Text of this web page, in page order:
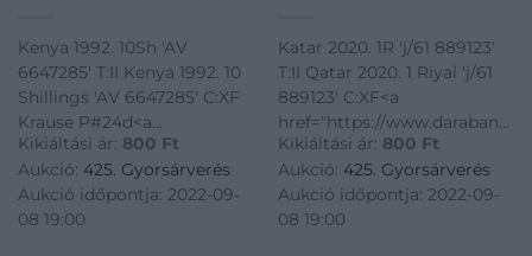
Kenya 1992. 10Sh 'AV
6647285' T:II Kenya 1992. 10
Shillings 'AV 6647285' C:XF
Krause P#24d<a
href="https://www.darabanth.com/hu/gyorsarveres/425/
bankjegyek~1500014/Kenya-
1992-10Sh-AV-6647285-TII-
Kenya-1992-10-Shilling
Kikiáltási ár: 800 Ft
Aukció: 425. Gyorsárverés
Aukció időpontja: 2022-09-
08 19:00
Katar 2020. 1R 'j/61 889123'
T:II Qatar 2020. 1 Riyal 'j/61
889123' C:XF<a
href="https://
bankjegyek~1500014/Katar-
2020-1R-j61-889123-TII-
Qatar-2020-1-Riyal-j61-
889123-CXF~II262632
Kikiáltási ár: 800 Ft
Aukció: 425. Gyorsárverés
Aukció időpontja: 2022-09-
08 19:00